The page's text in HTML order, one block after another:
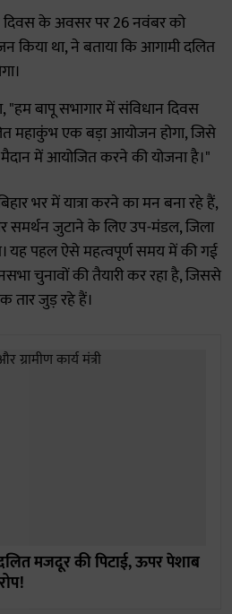
दिवस के अवसर पर 26 नवंबर को
था, ने बताया कि आगामी दलित
बापू सभागार में संविधान दिवस
महाकुंभ एक बड़ा आयोजन होगा, जिसे
में आयोजित करने की योजना है।"
भर में यात्रा करने का मन बना रहे हैं,
जुटाने के लिए उप-मंडल, जिला
पहल ऐसे महत्वपूर्ण समय में की गई
चुनावों की तैयारी कर रहा है, जिससे
तार जुड़ रहे हैं।
मजदूर की पिटाई, ऊपर पेशाब